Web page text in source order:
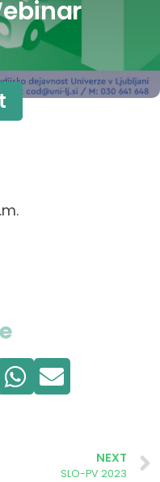
NEXT
SLO-PV 2023